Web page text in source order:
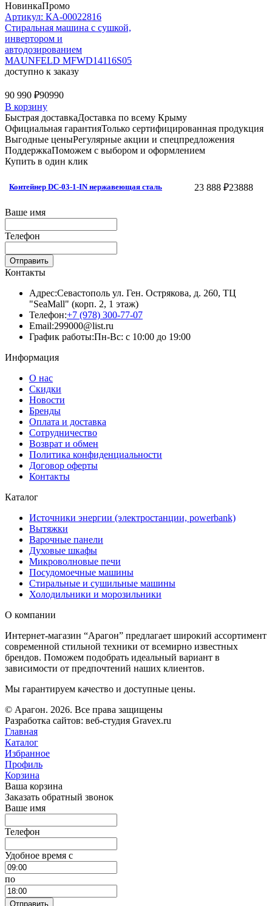
НовинкаПромо
Артикул: КА-00022816
Стиральная машина c сушкой,
инвертором и
автодозированием
MAUNFELD MFWD14116S05
доступно к заказу
90 990 ₽90990
В корзину
Быстрая доставкаДоставка по всему Крыму
Официальная гарантияТолько сертифицированная продукция
Выгодные ценыРегулярные акции и спецпредложения
ПоддержкаПоможем с выбором и оформлением
Купить в один клик
Контейнер DC-03-1-IN нержавеющая сталь 23 888 ₽23888
Ваше имя
Телефон
Отправить
Контакты
Адрес:Севастополь ул. Ген. Острякова, д. 260, ТЦ
"SeaMall" (корп. 2, 1 этаж)
Телефон:+7 (978) 300-77-07
Email:299000@list.ru
График работы:Пн-Вс: с 10:00 до 19:00
Информация
О нас
Скидки
Новости
Бренды
Оплата и доставка
Сотрудничество
Возврат и обмен
Политика конфиденциальности
Договор оферты
Контакты
Каталог
Источники энергии (электростанции, powerbank)
Вытяжки
Варочные панели
Духовые шкафы
Микроволновые печи
Посудомоечные машины
Стиральные и сушильные машины
Холодильники и морозильники
О компании
Интернет-магазин “Арагон” предлагает широкий ассортимент
современной стильной техники от всемирно известных
брендов. Поможем подобрать идеальный вариант в
зависимости от предпочтений наших клиентов.
Мы гарантируем качество и доступные цены.
© Арагон. 2026. Все права защищены
Разработка сайтов: веб-студия Gravex.ru
Главная
Каталог
Избранное
Профиль
Корзина
Ваша корзина
Заказать обратный звонок
Ваше имя
Телефон
Удобное время c
по
Отправить